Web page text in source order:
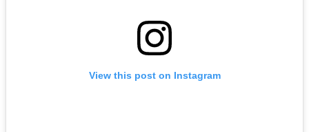
View this post on Instagram